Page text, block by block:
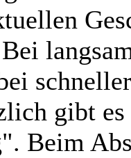
gibt
Beim